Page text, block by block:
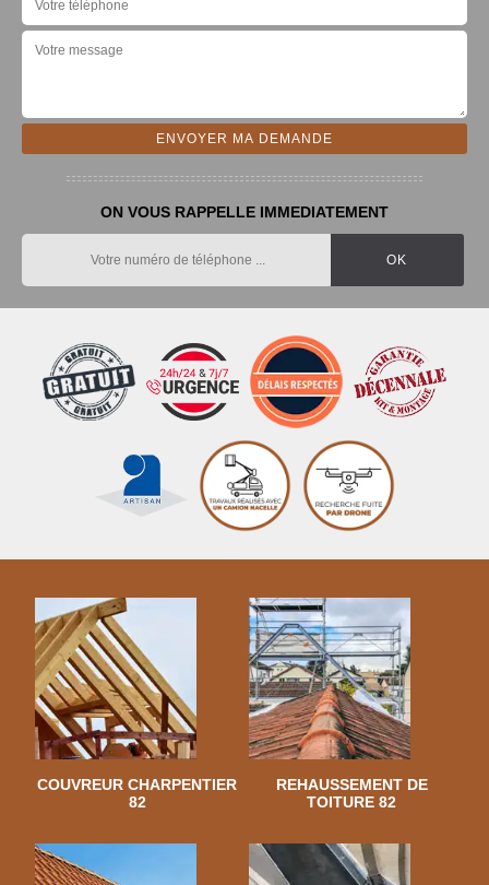
ON VOUS RAPPELLE IMMEDIATEMENT
COUVREUR CHARPENTIER
82
REHAUSSEMENT DE
TOITURE 82